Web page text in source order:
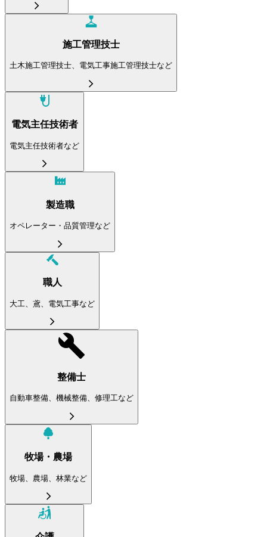
施工管理技士
土木施工管理技士、電気工事施工管理技士など
電気主任技術者
電気主任技術者など
製造職
オペレーター・品質管理など
職人
大工、鳶、電気工事など
整備士
自動車整備、機械整備、修理工など
牧場・農場
牧場、農場、林業など